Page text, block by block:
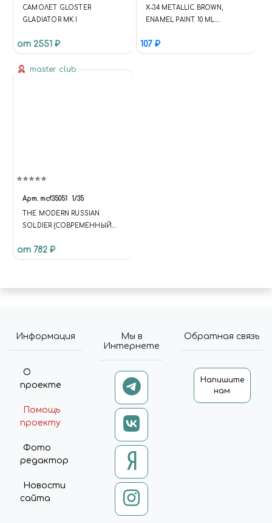
САМОЛЕТ GLOSTER
GLADIATOR MK.I
от 2551 ₽
X-34 METALLIC BROWN,
ENAMEL PAINT 10 ML.
107 ₽
master club
Арт. mcf35051 1/35
THE MODERN RUSSIAN
SOLDIER (СОВРЕМЕННЫЙ
от 782 ₽
Информация
О
проекте
Помощь
проекту
Фото
редактор
Новости
сайта
Мы в
Интернете
Обратная связь
Напишите
нам